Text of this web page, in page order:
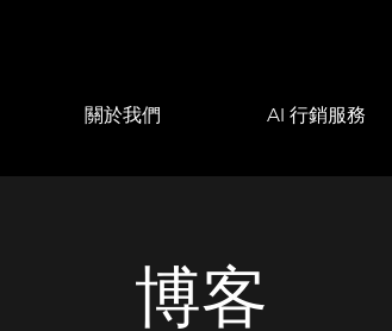
關於我們 AI 行銷服務
博客